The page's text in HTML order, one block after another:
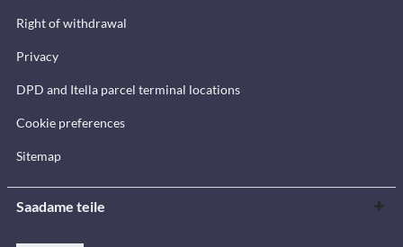
Right of withdrawal
Privacy
DPD and Itella parcel terminal locations
Cookie preferences
Sitemap
Saadame teile